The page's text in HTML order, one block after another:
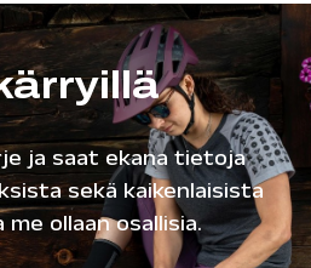
ja saat ekana tietoja
sekä kaikenlaisista
ollaan osallisia.